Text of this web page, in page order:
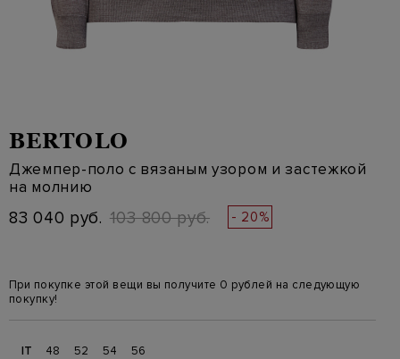
BERTOLO
Джемпер-поло с вязаным узором и застежкой
на молнию
83 040 руб. 103 800 руб. - 20%
При покупке этой вещи вы получите 0 рублей на следующую
покупку!
IT 48 52 54 56